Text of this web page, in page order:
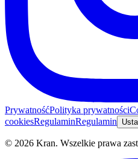
PrywatnośćPolityka prywatności
cookiesRegulaminRegulamin
© 2026 Kran. Wszelkie prawa